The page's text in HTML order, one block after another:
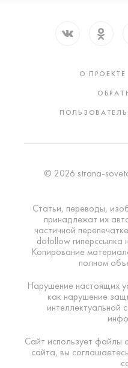
О ПРОЕКТЕ
© 2026 strana-
Статьи, переводы,
принадлежат их
частичной
dofollow гиперссылка
Копирование
полном
Нарушение настоящих
как нарушение
интеллектуальной
Сайт использует файлы
сайта, вы